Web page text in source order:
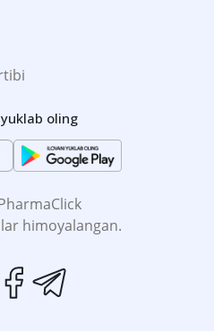
oling
himoyalangan.